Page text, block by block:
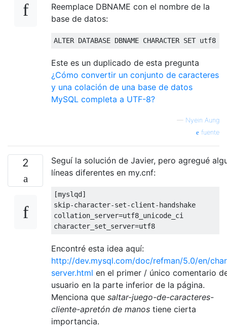
Reemplace DBNAME con el nombre de la
base de datos:
ALTER DATABASE DBNAME CHARACTER SET utf8
Este es un duplicado de esta pregunta
¿Cómo convertir un conjunto de caracteres
y una colación de una base de datos
MySQL completa a UTF-8?
— Nyein Aung
fuente
2
Seguí la solución de Javier, pero agregué
líneas diferentes en my.cnf:
[myslqd]
skip-character-set-client-handshake
collation_server=utf8_unicode_ci
character_set_server=utf8
Encontré esta idea aquí:
http://dev.mysql.com/doc/refman/5.0/en/
server.html en el primer / único comentario
usuario en la parte inferior de la página.
Menciona que saltar-juego-de-caracteres-
cliente-apretón de manos tiene cierta
importancia.